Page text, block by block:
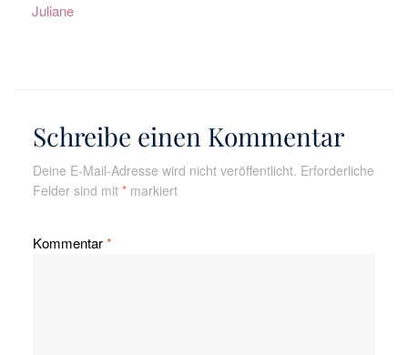
Juliane
Schreibe einen Kommentar
Deine E-Mail-Adresse wird nicht veröffentlicht. Erforderliche
Felder sind mit *markiert
Kommentar*